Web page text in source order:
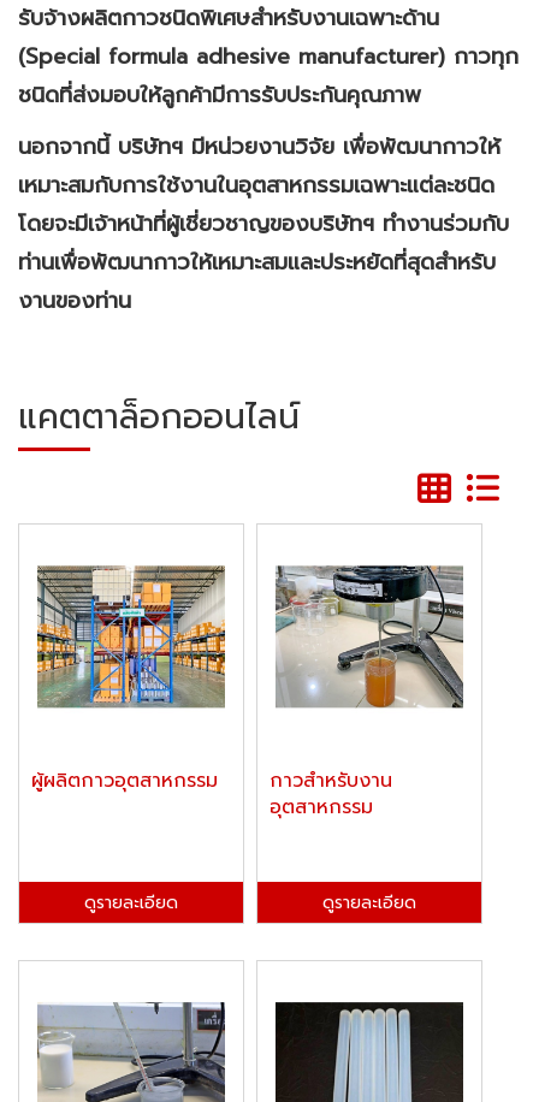
รับจ้างผลิตกาวชนิดพิเศษสำหรับงานเฉพาะด้าน
(Special formula adhesive manufacturer) กาวทุก
ชนิดที่ส่งมอบให้ลูกค้ามีการรับประกันคุณภาพ
นอกจากนี้ บริษัทฯ มีหน่วยงานวิจัย เพื่อพัฒนากาวให้
เหมาะสมกับการใช้งานในอุตสาหกรรมเฉพาะแต่ละชนิด
โดยจะมีเจ้าหน้าที่ผู้เชี่ยวชาญของบริษัทฯ ทำงานร่วมกับ
ท่านเพื่อพัฒนากาวให้เหมาะสมและประหยัดที่สุดสำหรับ
งานของท่าน
แคตตาล็อกออนไลน์
ผู้ผลิตกาวอุตสาหกรรม
ดูรายละเอียด
กาวสำหรับงาน
อุตสาหกรรม
ดูรายละเอียด